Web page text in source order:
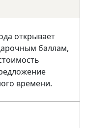
открывает
баллам,
времени.